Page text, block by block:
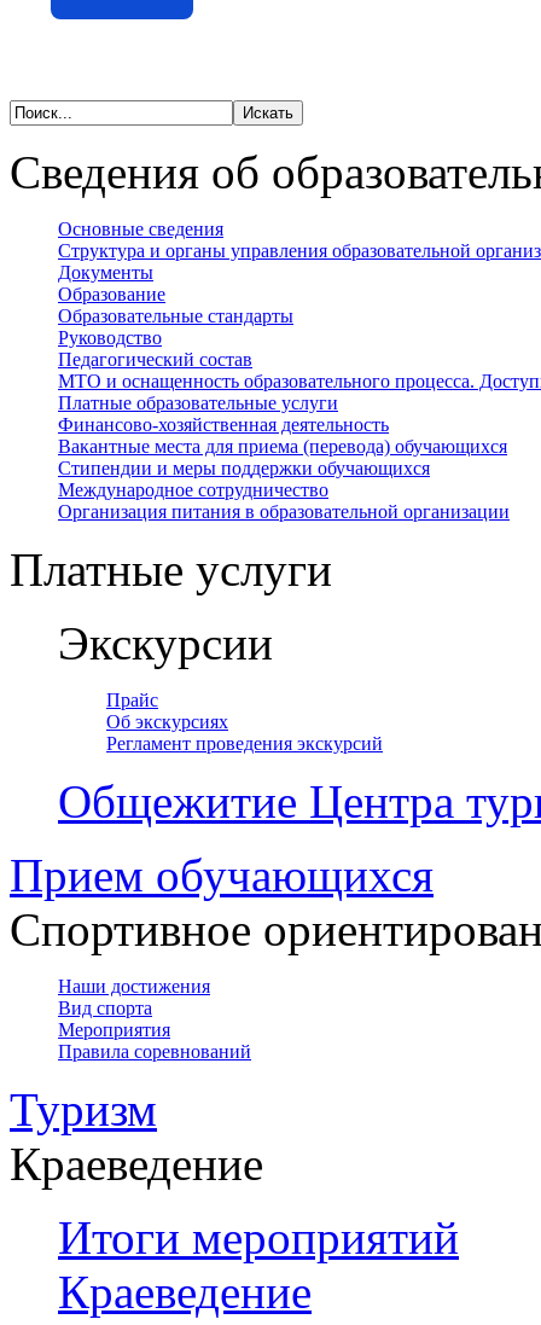
Сведения об
Основные сведения
Структура и органы управления образовательной
Документы
Образование
Образовательные стандарты
Руководство
Педагогический состав
МТО и оснащенность образовательного процесса.
Платные образовательные услуги
Финансово-хозяйственная деятельность
Вакантные места для приема (перевода) обучающихся
Стипендии и меры поддержки обучающихся
Международное сотрудничество
Организация питания в образовательной организации
Платные услуги
Экскурсии
Прайс
Об экскурсиях
Регламент проведения экскурсий
Общежитие Центра
Прием обучающихся
Спортивное
Наши достижения
Вид спорта
Мероприятия
Правила соревнований
Туризм
Краеведение
Итоги мероприятий
Краеведение